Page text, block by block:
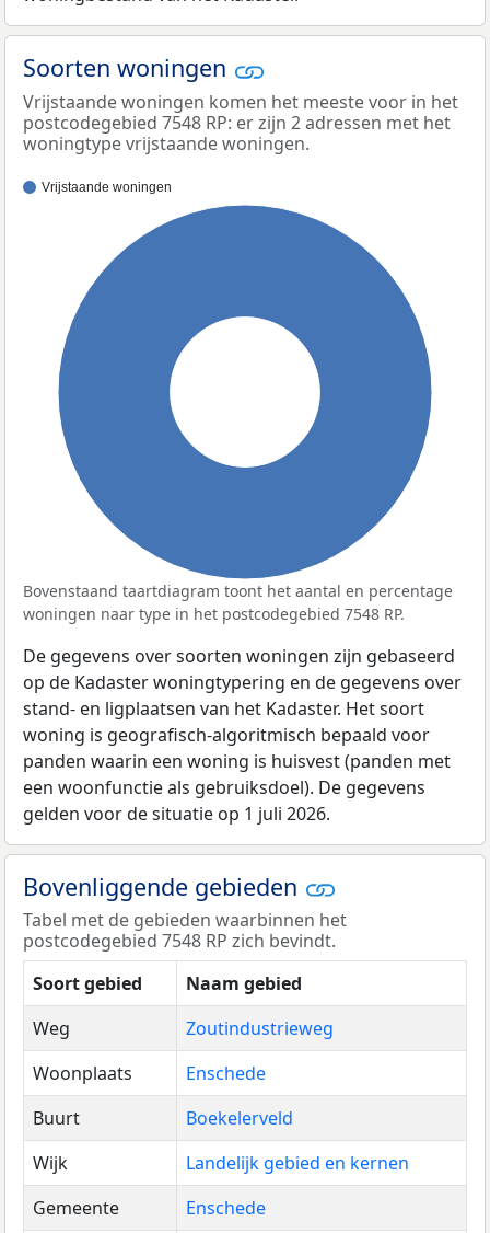
Soorten woningen
Vrijstaande woningen komen het meeste voor in het
postcodegebied 7548 RP: er zijn 2 adressen met het
woningtype vrijstaande woningen.
Vrijstaande woningen
Bovenstaand taartdiagram toont het aantal en percentage
woningen naar type in het postcodegebied 7548 RP.
De gegevens over soorten woningen zijn gebaseerd
op de Kadaster woningtypering en de gegevens over
stand- en ligplaatsen van het Kadaster. Het soort
woning is geografisch-algoritmisch bepaald voor
panden waarin een woning is huisvest (panden met
een woonfunctie als gebruiksdoel). De gegevens
gelden voor de situatie op 1 juli 2026.
Bovenliggende gebieden
Tabel met de gebieden waarbinnen het
postcodegebied 7548 RP zich bevindt.
Soort gebied
Naam gebied
Weg
Zoutindustrieweg
Woonplaats
Enschede
Buurt
Boekelerveld
Wijk
Landelijk gebied en kernen
Gemeente
Enschede